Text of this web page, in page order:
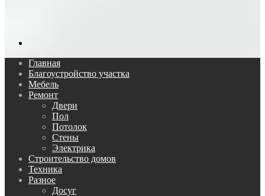
Главная
Благоустройство участка
Мебель
Ремонт
Двери
Пол
Потолок
Стены
Электрика
Строительство домов
Техника
Разное
Досуг